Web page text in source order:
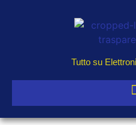
Tutto su